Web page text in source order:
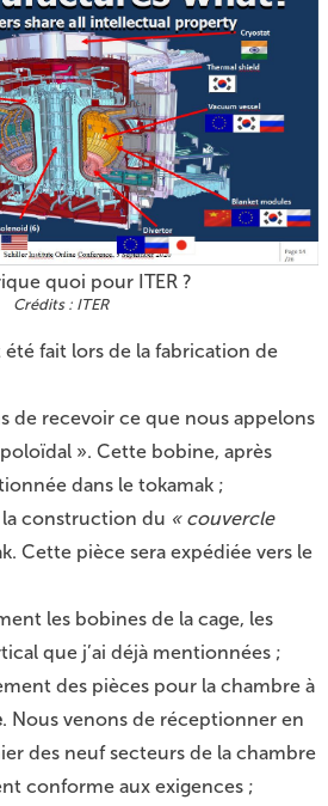
quoi pour ITER ?
ITER
fait lors de la fabrication de
de recevoir ce que nous appelons
». Cette bobine, après
dans le tokamak ;
la construction du « couvercle
Cette pièce sera expédiée vers le
les bobines de la cage, les
que j’ai déjà mentionnées ;
des pièces pour la chambre à
. Nous venons de réceptionner en
des neuf secteurs de la chambre
conforme aux exigences ;